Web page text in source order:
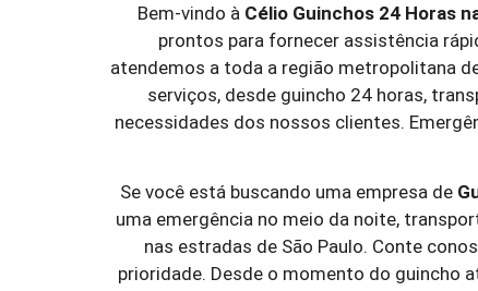
Bem-vindo à Célio Guinchos 24 Horas
prontos para fornecer assistência
atendemos a toda a região metropolitana
serviços, desde guincho 24 horas,
necessidades dos nossos clientes.
Se você está buscando uma empresa de
uma emergência no meio da noite,
nas estradas de São Paulo. Conte
prioridade. Desde o momento do guincho